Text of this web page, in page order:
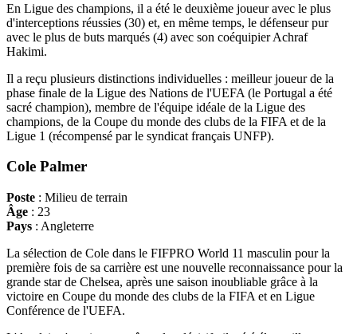
En Ligue des champions, il a été le deuxième joueur avec le plus
d'interceptions réussies (30) et, en même temps, le défenseur pur
avec le plus de buts marqués (4) avec son coéquipier Achraf
Hakimi.
Il a reçu plusieurs distinctions individuelles : meilleur joueur de la
phase finale de la Ligue des Nations de l'UEFA (le Portugal a été
sacré champion), membre de l'équipe idéale de la Ligue des
champions, de la Coupe du monde des clubs de la FIFA et de la
Ligue 1 (récompensé par le syndicat français UNFP).
Cole Palmer
Poste : Milieu de terrain
Âge : 23
Pays : Angleterre
La sélection de Cole dans le FIFPRO World 11 masculin pour la
première fois de sa carrière est une nouvelle reconnaissance pour la
grande star de Chelsea, après une saison inoubliable grâce à la
victoire en Coupe du monde des clubs de la FIFA et en Ligue
Conférence de l'UEFA.